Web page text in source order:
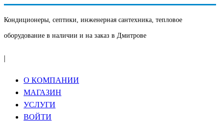
Кондиционеры, септики, инженерная сантехника, тепловое
оборудование в наличии и на заказ в Дмитрове
|
О КОМПАНИИ
МАГАЗИН
УСЛУГИ
ВОЙТИ